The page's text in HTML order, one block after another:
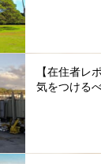
【在住者レ
気をつける